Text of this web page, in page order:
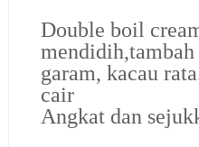
Double boil
garam, kacau
cair
Angkat dan